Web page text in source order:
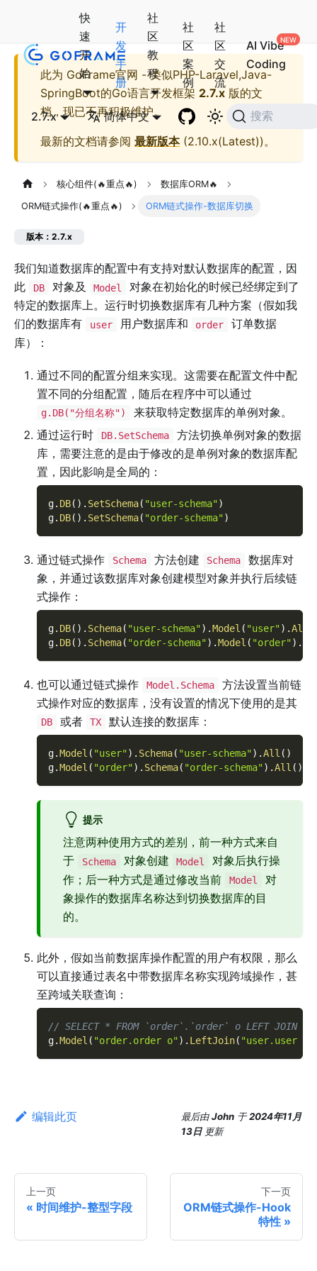
快
速
开
始
开
发
手
册
社
区
教
程
社
区
案
例
社
区
交
流
AI Vibe
Coding
2.7.x 简体中文 搜索
此为 GoFrame官网 - 类似PHP-Laravel,Java-
SpringBoot的Go语言开发框架 2.7.x 版的文
档，现已不再积极维护。
最新的文档请参阅 最新版本(2.10.x(Latest))。
核心组件(🔥重点🔥) 数据库ORM🔥
ORM链式操作(🔥重点🔥) ORM链式操作-数据库切换
版本：2.7.x
我们知道数据库的配置中有支持对默认数据库的配置，因
此
DB 对象及 Model
对象在初始化的时候已经绑定到了
特定的数据库上。运行时切换数据库有几种方案（假如我
们的数据库有
user 用户数据库和 order
订单数据
库）：
通过不同的配置分组来实现。这需要在配置文件中配
置不同的分组配置，随后在程序中可以通过
g.DB("分组名称")
来获取特定数据库的单例对象。
通过运行时
DB.SetSchema
方法切换单例对象的数据
库，需要注意的是由于修改的是单例对象的数据库配
置，因此影响是全局的：
g. DB( ) . SetSchema( "user-schema")
g. DB( ) . SetSchema( "order-schema")
通过链式操作 Schema 方法创建 Schema
数据库对
象，并通过该数据库对象创建模型对象并执行后续链
式操作：
g. DB( ) . Schema( "user-schema") .Model ( "user") .All
g. DB( ) . Schema( "order-schema") .Model ( "order") .
也可以通过链式操作 Model.Schema
方法设置当前链
式操作对应的数据库，没有设置的情况下使用的是其
DB 或者 TX 默认连接的数据库：
g.Model ( "user") . Schema( "user-schema") .All ( )
g.Model ( "order") . Schema( "order-schema") .All ( )
提示
注意两种使用方式的差别，前一种方式来自
于
Schema 对象创建 Model
对象后执行操
作；后一种方式是通过修改当前
Model
对
象操作的数据库名称达到切换数据库的目
的。
此外，假如当前数据库操作配置的用户有权限，那么
可以直接通过表名中带数据库名称实现跨域操作，甚
至跨域关联查询：
// SELECT * FROM `order`.`order` o LEFT JOIN
g.Model ( "order.order o") . LeftJoin( "user.user u"
编辑此页 最后由John 于2024年11月
13日 更新
上一页
时间维护-整型字段
下一页
ORM链式操作-Hook
特性